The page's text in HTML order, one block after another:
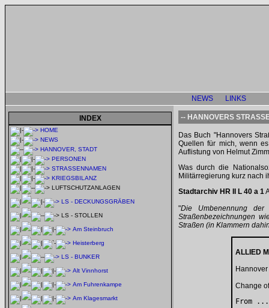
NEWS LINKS
INDEX
HOME
NEWS
HANNOVER, STADT
PERSONEN
STRASSENNAMEN
KRIEGSBILANZ
LUFTSCHUTZANLAGEN
LS - DECKUNGSGRÄBEN
LS - STOLLEN
Am Steinbruch
Heisterberg
LS - BUNKER
Alt Vinnhorst
Am Fuhrenkampe
Am Klagesmarkt
-- HANNOVERS
Das Buch "Hannovers
Quellen für mich, wenn
Auflistung von Helmut
Was durch die
Militärregierung kurz nach
Stadtarchiv HR II L 40 a 1
"Die Umbenennung
Straßenbezeichnungen
Straßen (in Klammern
ALLIED
Change
From